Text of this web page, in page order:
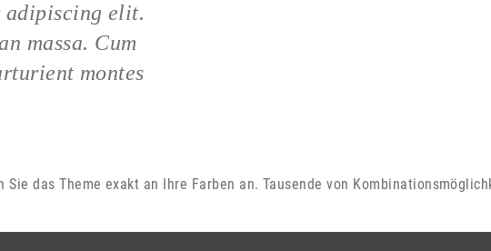
adipiscing elit.
massa. Cum
montes
das Theme exakt an Ihre Farben an. Tausende von